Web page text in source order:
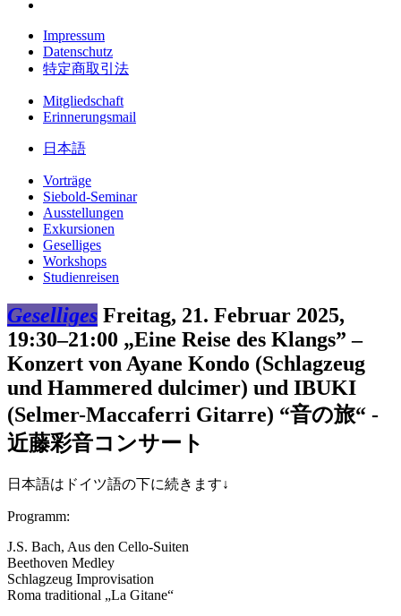
Impressum
Datenschutz
特定商取引法
Mitgliedschaft
Erinnerungsmail
日本語
Vorträge
Siebold-Seminar
Ausstellungen
Exkursionen
Geselliges
Workshops
Studienreisen
Geselliges Freitag, 21. Februar 2025,
19:30–21:00 „Eine Reise des Klangs” –
Konzert von Ayane Kondo (Schlagzeug
und Hammered dulcimer) und IBUKI
(Selmer-Maccaferri Gitarre) “音の旅“ -
近藤彩音コンサート
日本語はドイツ語の下に続きます↓
Programm:
J.S. Bach, Aus den Cello-Suiten
Beethoven Medley
Schlagzeug Improvisation
Roma traditional „La Gitane“